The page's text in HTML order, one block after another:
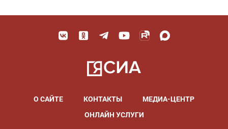
О САЙТЕ КОНТАКТЫ
МЕДИА-ЦЕНТР
ОНЛАЙН УСЛУГИ